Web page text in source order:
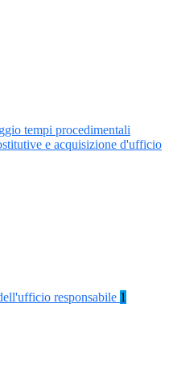
tempi procedimentali
e acquisizione d'ufficio
responsabile 1